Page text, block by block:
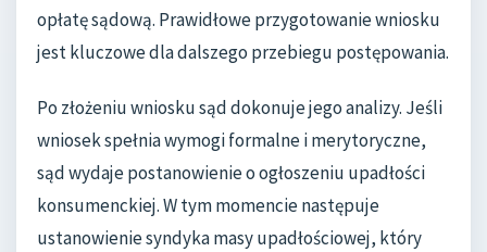
opłatę sądową. Prawidłowe przygotowanie wniosku
jest kluczowe dla dalszego przebiegu postępowania.
Po złożeniu wniosku sąd dokonuje jego analizy. Jeśli
wniosek spełnia wymogi formalne i merytoryczne,
sąd wydaje postanowienie o ogłoszeniu upadłości
konsumenckiej. W tym momencie następuje
ustanowienie syndyka masy upadłościowej, który